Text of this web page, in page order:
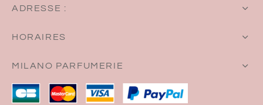
ADRESSE :
HORAIRES
MILANO PARFUMERIE